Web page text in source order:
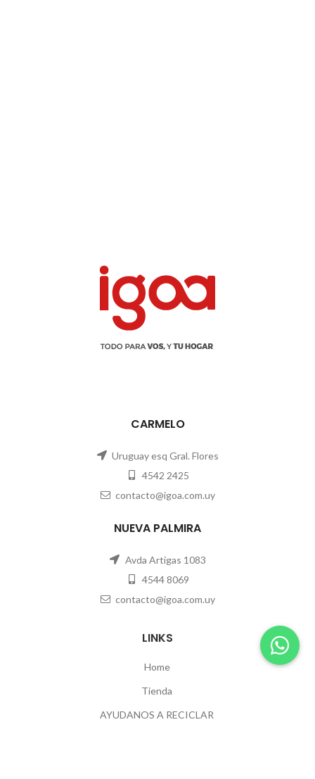
CARMELO
Uruguay esq Gral. Flores
4542 2425
contacto@igoa.com.uy
NUEVA PALMIRA
Avda Artigas 1083
4544 8069
contacto@igoa.com.uy
LINKS
Home
Tienda
AYUDANOS A RECICLAR